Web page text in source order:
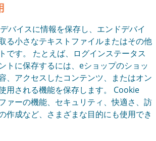
バイスに情報を保存し、エンドデバイ
る小さなテキストファイルまたはその他
です。 たとえば、ログインステータス
トに保存するには、eショップのショッ
、アクセスしたコンテンツ、またはオン
用される機能を保存します。 Cookie
ァーの機能、セキュリティ、快適さ、訪
作成など、さまざまな目的にも使用でき